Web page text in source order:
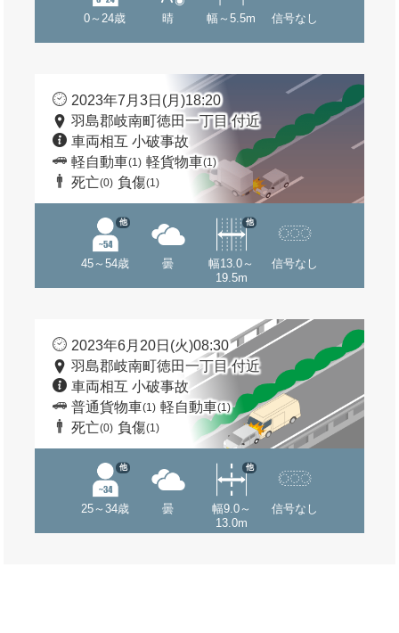
0～24歳 晴 幅～5.5m 信号なし
2023年7月3日(月)18:20
羽島郡岐南町徳田一丁目 付近
車両相互 小破事故
軽自動車(1) 軽貨物車(1)
死亡(0) 負傷(1)
45～54歳
他
曇
幅13.0～
19.5m
他
信号なし
2023年6月20日(火)08:30
羽島郡岐南町徳田一丁目 付近
車両相互 小破事故
普通貨物車(1) 軽自動車(1)
死亡(0) 負傷(1)
25～34歳
他
曇
幅9.0～
13.0m
他
信号なし